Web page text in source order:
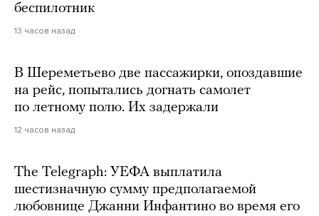
беспилотник
13 часов назад
В Шереметьево две пассажирки, опоздавшие
на рейс, попытались догнать самолет
по летному полю. Их задержали
12 часов назад
The Telegraph: УЕФА выплатила
шестизначную сумму предполагаемой
любовнице Джанни Инфантино во время его